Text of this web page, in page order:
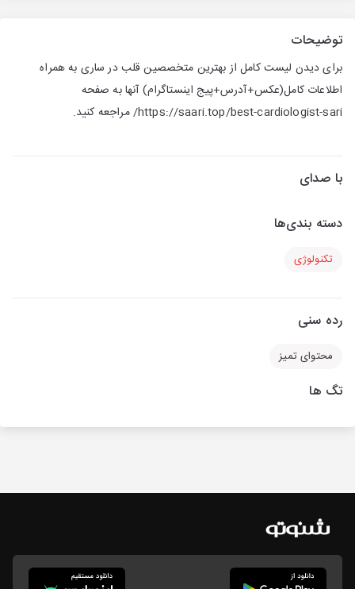
توضیحات
برای دیدن لیست کامل از بهترین متخصصین قلب در ساری به همراه
اطلاعات کامل(عکس+آدرس+پیج اینستاگرام) آنها به صفحه
https://saari.top/best-cardiologist-sari/ مراجعه کنید.
با صدای
دسته بندی‌ها
تکنولوژی
رده سنی
محتوای تمیز
تگ ها